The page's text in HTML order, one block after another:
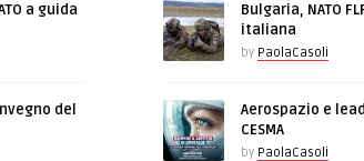
a guida
del
Bulgaria, NATO
italiana
by PaolaCasoli
Aerospazio e
CESMA
by PaolaCasoli